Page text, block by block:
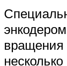
вращения